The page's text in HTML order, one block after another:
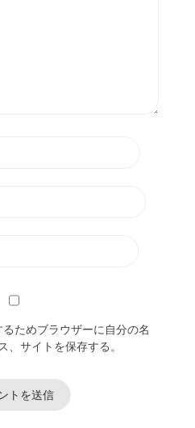
ためブラウザーに自分の名
、サイトを保存する。